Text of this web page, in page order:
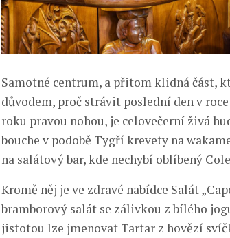
Samotné centrum, a přitom klidná část,
důvodem, proč strávit poslední den v
roku pravou nohou, je celovečerní živá
bouche v podobě Tygří krevety na
na salátový bar, kde nechybí oblíbený
Kromě něj je ve zdravé nabídce Salát
bramborový salát se zálivkou z bílého
jistotou lze jmenovat Tartar z hovězí